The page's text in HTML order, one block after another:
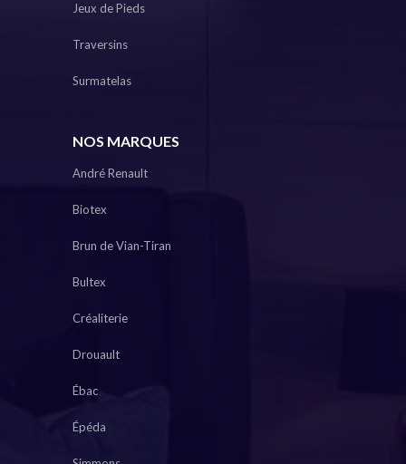
Jeux de Pieds
Traversins
Surmatelas
NOS MARQUES
André Renault
Biotex
Brun de Vian-Tiran
Bultex
Créaliterie
Drouault
Ébac
Épéda